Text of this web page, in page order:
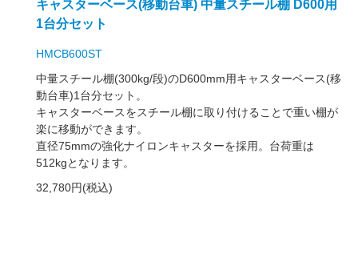
キャスターベース(移動台車) 中量スチール棚 D600用
1台分セット
HMCB600ST
中量スチール棚(300kg/段)のD600mm用キャスターベース(移
動台車)1台分セット。
キャスターベースをスチール棚に取り付けることで重い棚が
楽に移動ができます。
直径75mmの強化ナイロンキャスターを採用。台荷重は
512kgとなります。
32,780円(税込)